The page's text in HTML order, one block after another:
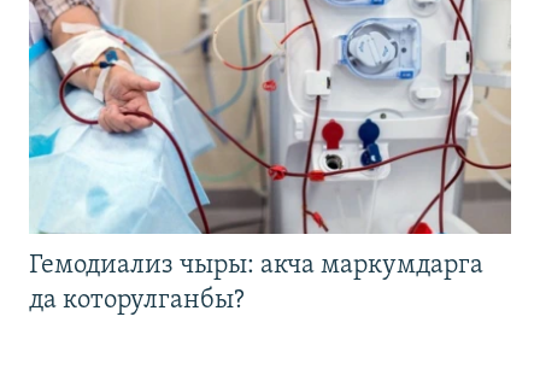
Гемодиализ чыры: акча маркумдарга
да которулганбы?